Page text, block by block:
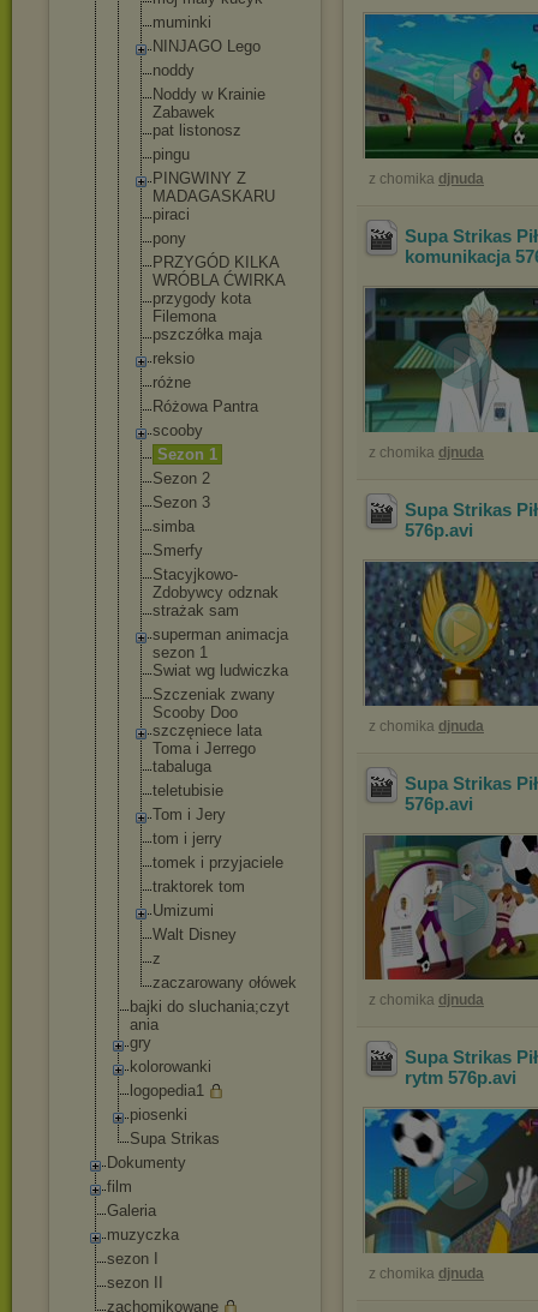
muminki
NINJAGO Lego
noddy
Noddy w Krainie
Zabawek
pat listonosz
pingu
PINGWINY Z
MADAGASKARU
piraci
pony
PRZYGÓD KILKA
WRÓBLA ĆWIRKA
przygody kota
Filemona
pszczółka maja
reksio
różne
Różowa Pantra
scooby
Sezon 1
Sezon 2
Sezon 3
simba
Smerfy
Stacyjkowo-
Zdobywcy odznak
strażak sam
superman animacja
sezon 1
Swiat wg ludwiczka
Szczeniak zwany
Scooby Doo
szczęniece lata
Toma i Jerrego
tabaluga
teletubisie
Tom i Jery
tom i jerry
tomek i przyjaciele
traktorek tom
Umizumi
Walt Disney
z
zaczarowany ołówek
bajki do sluchania;czyt
ania
gry
kolorowanki
logopedia1
piosenki
Supa Strikas
Dokumenty
film
Galeria
muzyczka
sezon I
sezon II
zachomikowane
z chomika djnuda
Supa Strikas
komunikacja
z chomika djnuda
Supa Strikas
576p.avi
z chomika djnuda
Supa Strikas
576p.avi
z chomika djnuda
Supa Strikas
rytm 576p.avi
z chomika djnuda